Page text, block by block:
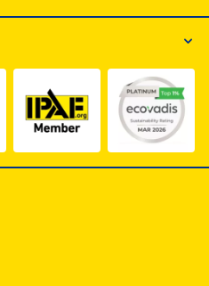
z certyfikatem ISO 1, otwiera
dokumentu PDF z
Link do dokumentu